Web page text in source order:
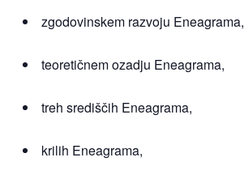
zgodovinskem razvoju Eneagrama,
teoretičnem ozadju Eneagrama,
treh središčih Eneagrama,
krilih Eneagrama,